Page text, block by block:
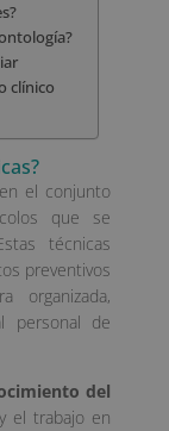
clínico
el conjunto
que se
técnicas
preventivos
organizada,
personal de
del
el trabajo en